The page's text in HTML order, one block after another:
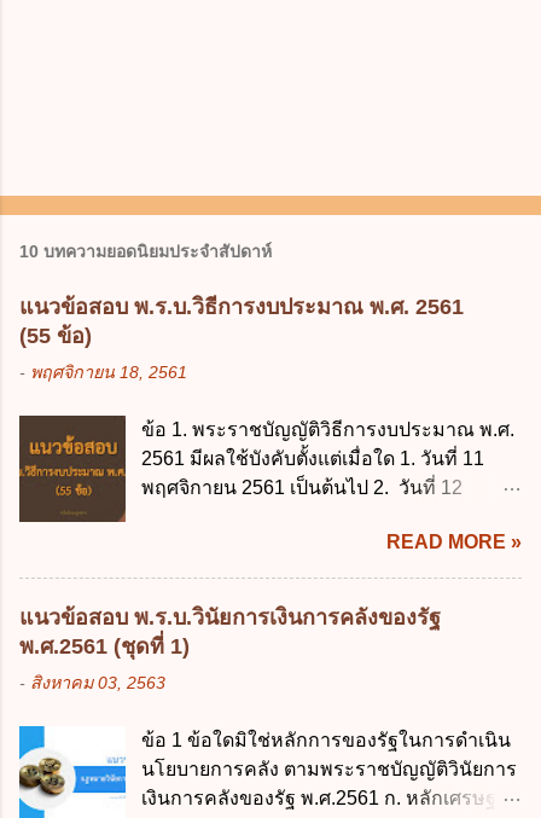
10 บทความยอดนิยมประจำสัปดาห์
แนวข้อสอบ พ.ร.บ.วิธีการงบประมาณ พ.ศ. 2561
(55 ข้อ)
- พฤศจิกายน 18, 2561
ข้อ 1. พระราชบัญญัติวิธีการงบประมาณ พ.ศ.
2561 มีผลใช้บังคับตั้งแต่เมื่อใด 1. วันที่ 11
พฤศจิกายน 2561 เป็นต้นไป 2. วันที่ 12
พฤศจิกายน 2561 เป็นต้นไป 4. วันที่ 14
พฤศจิกายน 2561 เป็นต้นไป ข้อ 2. พระราช
บัญญัติวิธีการงบประมาณ พ.ศ. 2561 ไม่ได้
ยกเลิกกฎหมายฉบับใด 1. พระราชบัญญัติวิธี
การงบประมาณ พ.ศ. 2502 2. พระราชบัญญัติ
วิธีการงบประมาณ (ฉบับที่ 3) พ.ศ. 2511 3.
พ.ศ. 2544 4. ประกาศของคณะปฏิวัติ ฉบับที่
203 ลงวันที่ 31 สิงหาคม 2515 ข้อ 3. ข้อใดไม่
ถูกต้อง 1. นายกรัฐมนตรีมีอำนาจออกกฎเพื่อ
READ MORE »
แนวข้อสอบ พ.ร.บ.วินัยการเงินการคลังของรัฐ
พ.ศ.2561 (ชุดที่ 1)
- สิงหาคม 03, 2563
ข้อ 1 ข้อใดมิใช่หลักการของรัฐในการดำเนิน
นโยบายการคลัง ตามพระราชบัญญัติวินัยการ
เงินการคลังของรัฐ พ.ศ.2561 ก. หลักเศรษฐกิจ